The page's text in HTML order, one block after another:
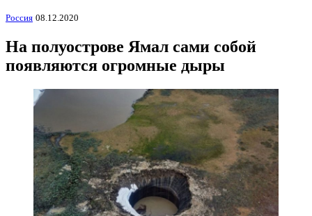
Россия 08.12.2020
На полуострове Ямал сами собой
появляются огромные дыры